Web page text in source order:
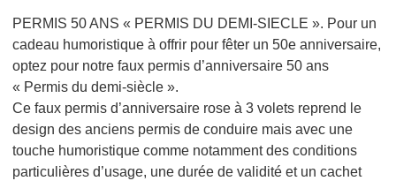
PERMIS 50 ANS « PERMIS DU DEMI-SIECLE ». Pour un
cadeau humoristique à offrir pour fêter un 50e anniversaire,
optez pour notre faux permis d’anniversaire 50 ans
« Permis du demi-siècle ».
Ce faux permis d’anniversaire rose à 3 volets reprend le
design des anciens permis de conduire mais avec une
touche humoristique comme notamment des conditions
particulières d’usage, une durée de validité et un cachet